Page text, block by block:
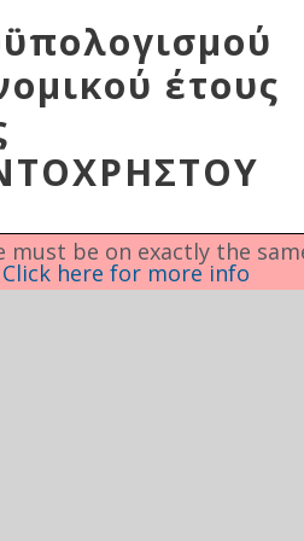
έτους
must be on exactly the
Click here for more info